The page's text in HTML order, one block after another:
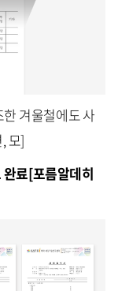
겨울철에도 사
모]
료[포름알데히